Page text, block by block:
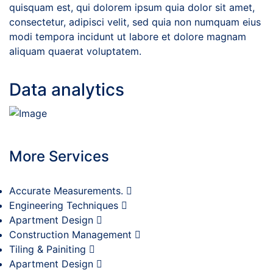
More Services
Accurate Measurements.
Engineering Techniques
Apartment Design
Construction Management
Tiling & Painiting
Apartment Design
quisquam est, qui dolorem ipsum quia dolor sit amet,
consectetur, adipisci velit, sed quia non numquam eius
modi tempora incidunt ut labore et dolore magnam
aliquam quaerat voluptatem.
Data analytics